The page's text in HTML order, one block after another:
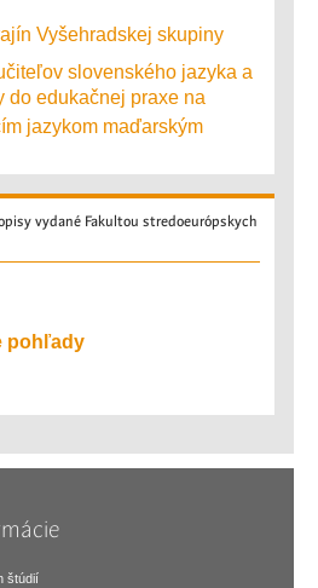
Vyšehradskej skupiny
slovenského jazyka a
do edukačnej praxe na
jazykom maďarským
vydané Fakultou stredoeurópskych
pohľady
štúdií